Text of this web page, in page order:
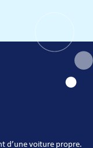
d’une voiture propre.